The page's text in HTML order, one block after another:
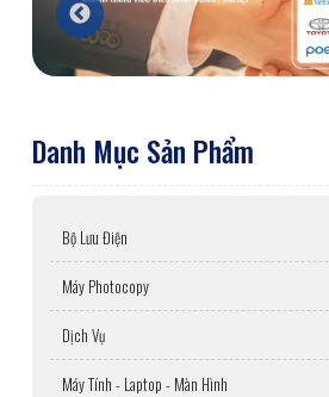
Danh Mục Sản Phẩm
Bộ Lưu Điện
Máy Photocopy
Dịch Vụ
Máy Tính - Laptop - Màn Hình